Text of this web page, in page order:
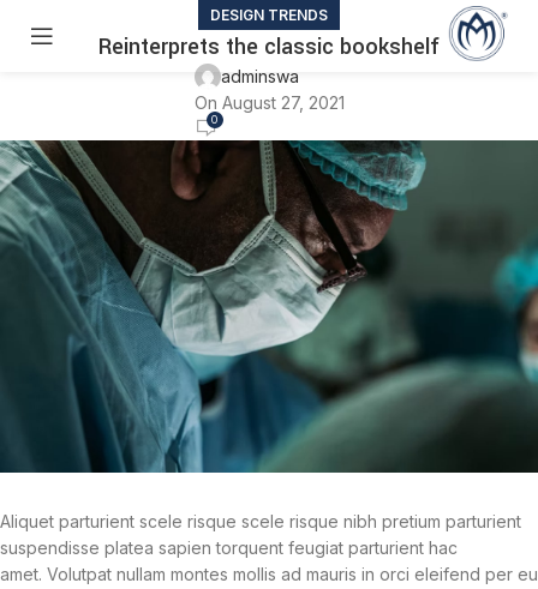
DESIGN TRENDS
Reinterprets the classic bookshelf
adminswa
On August 27, 2021
0
Aliquet parturient scele risque scele risque nibh pretium parturient
suspendisse platea sapien torquent feugiat parturient hac
amet. Volutpat nullam montes mollis ad mauris in orci eleifend per eu